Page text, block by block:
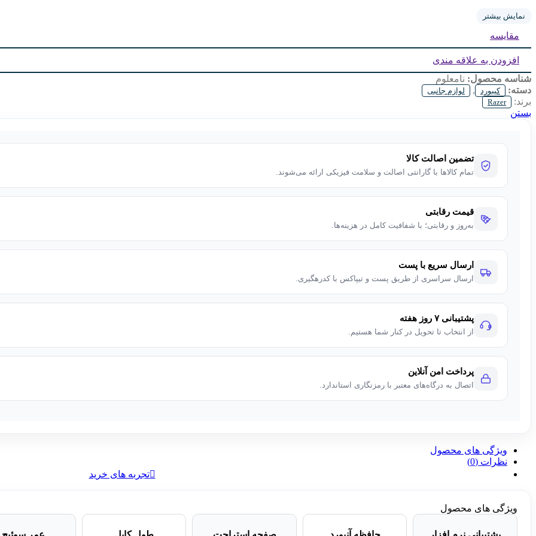
نمایش بیشتر
مقایسه
افزودن به علاقه مندی
شناسه محصول: نامعلوم
دسته:
کیبورد , لوازم جانبی
برند: Razer
بستن
تضمین اصالت کالا
تمام کالاها با گارانتی اصالت و سلامت فیزیکی ارائه می‌شوند.
قیمت رقابتی
به‌روز و رقابتی؛ با شفافیت کامل در هزینه‌ها.
ارسال سریع با پست
ارسال سراسری از طریق پست و تیپاکس با کدرهگیری.
پشتیبانی ۷ روز هفته
از انتخاب تا تحویل در کنار شما هستیم.
پرداخت امن آنلاین
اتصال به درگاه‌های معتبر با رمزنگاری استاندارد.
ویژگی های محصول
نظرات (0)
تجربه های خرید
ویژگی های محصول